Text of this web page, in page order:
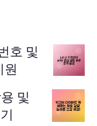
호 및
원
및